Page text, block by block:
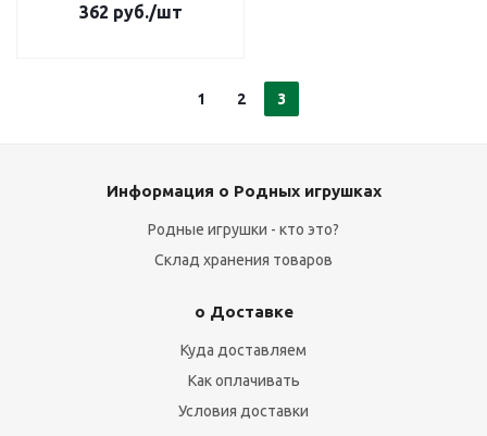
362 руб./шт
1 2 3
Информация о Родных игрушках
Родные игрушки - кто это?
Склад хранения товаров
о Доставке
Куда доставляем
Как оплачивать
Условия доставки